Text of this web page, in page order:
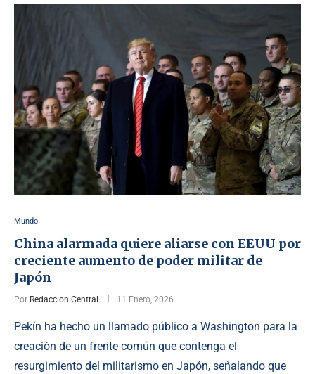
Mundo
China alarmada quiere aliarse con EEUU por
creciente aumento de poder militar de
Japón
Por Redaccion Central 11 Enero, 2026
Pekín ha hecho un llamado público a Washington para la
creación de un frente común que contenga el
resurgimiento del militarismo en Japón, señalando que